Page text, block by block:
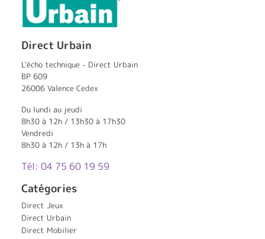
Direct Urbain
L'écho technique - Direct Urbain
BP 609
26006 Valence Cedex
Du lundi au jeudi
8h30 à 12h / 13h30 à 17h30
Vendredi
8h30 à 12h / 13h à 17h
Tél: 04 75 60 19 59
Catégories
Direct Jeux
Direct Urbain
Direct Mobilier